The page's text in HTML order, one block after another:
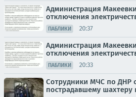
Администрация
отключения
ПАБЛИКИ 20:37
Администрация
отключения
ПАБЛИКИ 20:33
Сотрудники МЧС по ДНР
пострадавшему шахтеру